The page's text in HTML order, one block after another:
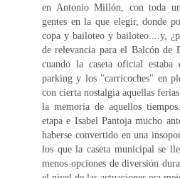
en Antonio Millón, con toda
gentes en la que elegir, donde
copa y bailoteo y bailoteo....y,
de relevancia para el Balcón
cuando la caseta oficial
parking y los "carricoches" en
con cierta nostalgia aquellas
la memoria de aquellos
etapa e Isabel Pantoja mucho
haberse convertido en una
los que la caseta municipal se
menos opciones de diversión